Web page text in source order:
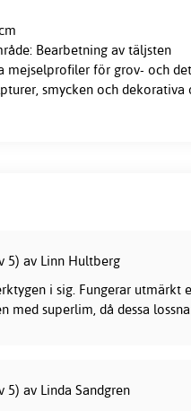
Bearbetning av täljsten
mejselprofiler för grov- och
smycken och
5) av Linn Hultberg
i sig. Fungerar utmärkt
med superlim, då dessa
5) av Linda Sandgren